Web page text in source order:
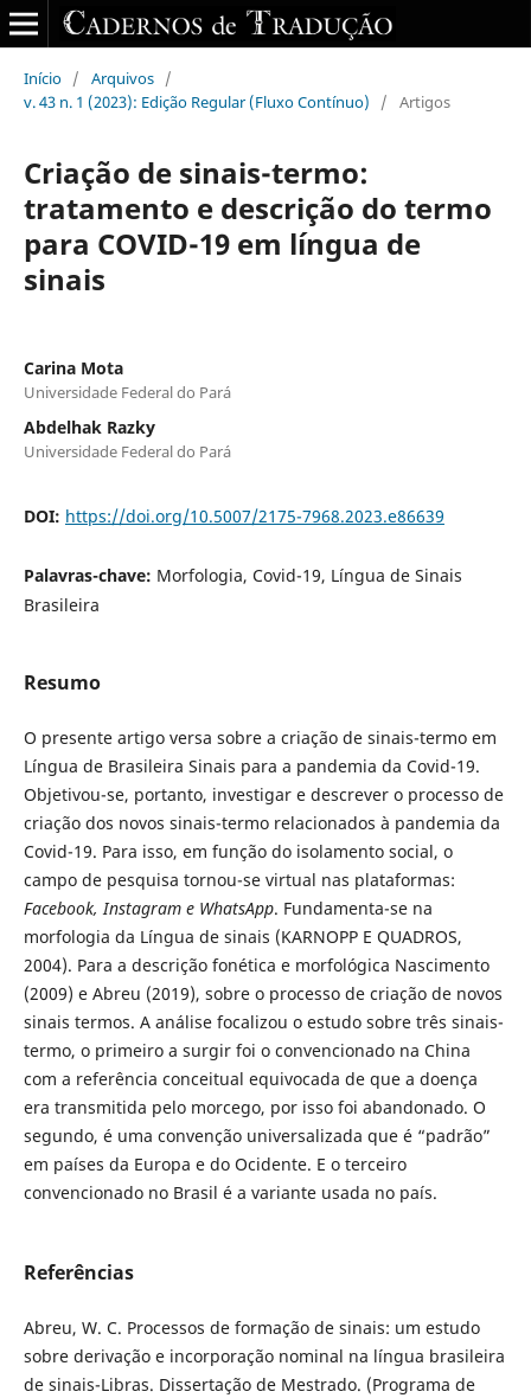
Início / Arquivos /
v. 43 n. 1 (2023): Edição Regular (Fluxo Contínuo)
/ Artigos
Criação de sinais-termo:
tratamento e descrição do termo
para COVID-19 em língua de
sinais
Carina Mota
Universidade Federal do Pará
Abdelhak Razky
Universidade Federal do Pará
DOI: https://doi.org/10.5007/2175-7968.2023.e86639
Palavras-chave: Morfologia, Covid-19, Língua de Sinais
Brasileira
Resumo
O presente artigo versa sobre a criação de sinais-termo em
Língua de Brasileira Sinais para a pandemia da Covid-19.
Objetivou-se, portanto, investigar e descrever o processo de
criação dos novos sinais-termo relacionados à pandemia da
Covid-19. Para isso, em função do isolamento social, o
campo de pesquisa tornou-se virtual nas plataformas:
Facebook, Instagram e WhatsApp. Fundamenta-se na
morfologia da Língua de sinais (KARNOPP E QUADROS,
2004). Para a descrição fonética e morfológica Nascimento
(2009) e Abreu (2019), sobre o processo de criação de novos
sinais termos. A análise focalizou o estudo sobre três sinais-
termo, o primeiro a surgir foi o convencionado na China
com a referência conceitual equivocada de que a doença
era transmitida pelo morcego, por isso foi abandonado. O
segundo, é uma convenção universalizada que é “padrão”
em países da Europa e do Ocidente. E o terceiro
convencionado no Brasil é a variante usada no país.
Referências
Abreu, W. C. Processos de formação de sinais: um estudo
sobre derivação e incorporação nominal na língua brasileira
de sinais-Libras. Dissertação de Mestrado. (Programa de